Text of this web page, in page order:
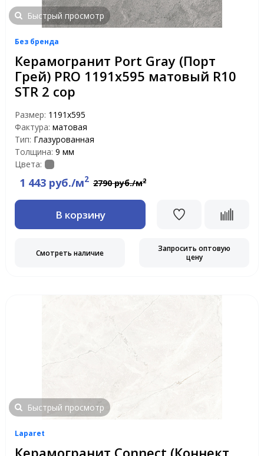
Быстрый просмотр
Без бренда
Керамогранит Port Gray (Порт
Грей) PRO 1191х595 матовый R10
STR 2 сор
Размер: 1191x595
Фактура: матовая
Тип: Глазурованная
Толщина: 9 мм
Цвета:
1 443 руб./м2 2790 руб./м2
В корзину
Смотреть наличие
Запросить оптовую
цену
Быстрый просмотр
Laparet
Керамогранит Connect (Коннект